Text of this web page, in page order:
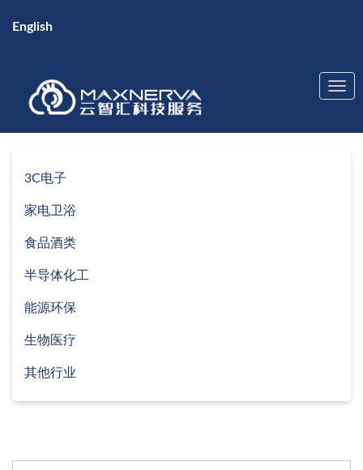
English
3C电子
家电卫浴
食品酒类
半导体化工
能源环保
生物医疗
其他行业